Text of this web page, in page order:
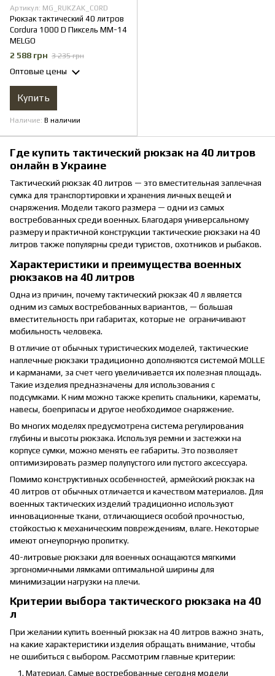
Где купить тактический рюкзак на 40 литров
онлайн в Украине
Тактический рюкзак 40 литров — это вместительная заплечная
сумка для транспортировки и хранения личных вещей и
снаряжения. Модели такого размера — одни из самых
востребованных среди военных. Благодаря универсальному
размеру и практичной конструкции тактические рюкзаки на 40
литров также популярны среди туристов, охотников и рыбаков.
Характеристики и преимущества военных
рюкзаков на 40 литров
Одна из причин, почему тактический рюкзак 40 л является
одним из самых востребованных вариантов, — большая
вместительность при габаритах, которые не ограничивают
мобильность человека.
В отличие от обычных туристических моделей, тактические
наплечные рюкзаки традиционно дополняются системой MOLLE
и карманами, за счет чего увеличивается их полезная площадь.
Такие изделия предназначены для использования с
подсумками. К ним можно также крепить спальники, карематы,
навесы, боеприпасы и другое необходимое снаряжение.
Во многих моделях предусмотрена система регулирования
глубины и высоты рюкзака. Используя ремни и застежки на
корпусе сумки, можно менять ее габариты. Это позволяет
оптимизировать размер полупустого или пустого аксессуара.
Помимо конструктивных особенностей, армейский рюкзак на
40 литров от обычных отличается и качеством материалов. Для
военных тактических изделий традиционно используют
инновационные ткани, отличающиеся особой прочностью,
стойкостью к механическим повреждениям, влаге. Некоторые
имеют огнеупорную пропитку.
40-литровые рюкзаки для военных оснащаются мягкими
эргономичными лямками оптимальной ширины для
минимизации нагрузки на плечи.
Критерии выбора тактического рюкзака на 40
л
При желании купить военный рюкзак на 40 литров важно знать,
на какие характеристики изделия обращать внимание, чтобы
не ошибиться с выбором. Рассмотрим главные критерии:
Материал. Самые востребованные сегодня модели
Артикул: MG_RUKZAK_CORD
Рюкзак тактический 40 литров
Cordura 1000 D Пиксель ММ-14
MELGO
2 588 грн 3 235 грн
Оптовые цены
Купить
Наличие В наличии